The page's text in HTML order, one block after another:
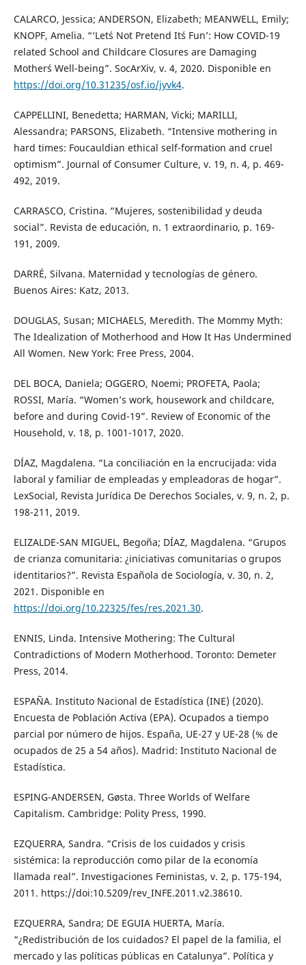
CALARCO, Jessica; ANDERSON, Elizabeth; MEANWELL, Emily;
KNOPF, Amelia. “‘Let´s Not Pretend It´s Fun’: How COVID-19
related School and Childcare Closures are Damaging
Mother´s Well-being”. SocArXiv, v. 4, 2020. Disponible en
https://doi.org/10.31235/osf.io/jyvk4.
CAPPELLINI, Benedetta; HARMAN, Vicki; MARILLI,
Alessandra; PARSONS, Elizabeth. “Intensive mothering in
hard times: Foucauldian ethical self-formation and cruel
optimism”. Journal of Consumer Culture, v. 19, n. 4, p. 469-
492, 2019.
CARRASCO, Cristina. “Mujeres, sostenibilidad y deuda
social”. Revista de educación, n. 1 extraordinario, p. 169-
191, 2009.
DARRÉ, Silvana. Maternidad y tecnologías de género.
Buenos Aires: Katz, 2013.
DOUGLAS, Susan; MICHAELS, Meredith. The Mommy Myth:
The Idealization of Motherhood and How It Has Undermined
All Women. New York: Free Press, 2004.
DEL BOCA, Daniela; OGGERO, Noemi; PROFETA, Paola;
ROSSI, María. “Women’s work, housework and childcare,
before and during Covid-19”. Review of Economic of the
Household, v. 18, p. 1001-1017, 2020.
DÍAZ, Magdalena. “La conciliación en la encrucijada: vida
laboral y familiar de empleadas y empleadoras de hogar”.
LexSocial, Revista Jurídica De Derechos Sociales, v. 9, n. 2, p.
198-211, 2019.
ELIZALDE-SAN MIGUEL, Begoña; DÍAZ, Magdalena. “Grupos
de crianza comunitaria: ¿iniciativas comunitarias o grupos
identitarios?”. Revista Española de Sociología, v. 30, n. 2,
2021. Disponible en
https://doi.org/10.22325/fes/res.2021.30.
ENNIS, Linda. Intensive Mothering: The Cultural
Contradictions of Modern Motherhood. Toronto: Demeter
Press, 2014.
ESPAÑA. Instituto Nacional de Estadística (INE) (2020).
Encuesta de Población Activa (EPA). Ocupados a tiempo
parcial por número de hijos. España, UE-27 y UE-28 (% de
ocupados de 25 a 54 años). Madrid: Instituto Nacional de
Estadística.
ESPING-ANDERSEN, Gøsta. Three Worlds of Welfare
Capitalism. Cambridge: Polity Press, 1990.
EZQUERRA, Sandra. “Crisis de los cuidados y crisis
sistémica: la reproducción como pilar de la economía
llamada real”. Investigaciones Feministas, v. 2, p. 175-194,
2011. https://doi:10.5209/rev_INFE.2011.v2.38610.
EZQUERRA, Sandra; DE EGUIA HUERTA, María.
“¿Redistribución de los cuidados? El papel de la familia, el
mercado y las políticas públicas en Catalunya”. Política y